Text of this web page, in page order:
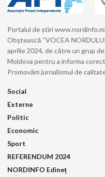
Portalul de știri
Obștească “VOCEA
aprilie 2024, de către un grup
Moldova pentru a informa
Promovăm jurnalismul de
Social
Externe
Politic
Economic
Sport
REFERENDUM 2024
NORDINFO Edineț